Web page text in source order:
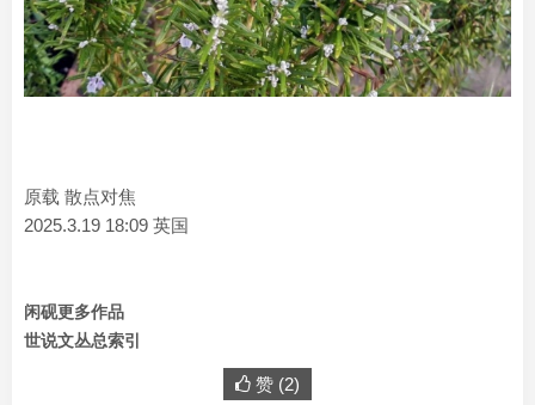
原载 散点对焦
2025.3.19 18:09 英国
闲砚更多作品
世说文丛总索引
赞 (2)